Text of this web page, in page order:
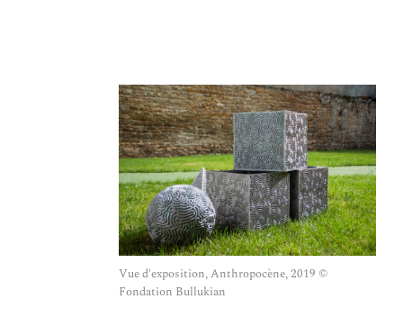
Vue d'exposition, Anthropocène, 2019 ©
Fondation Bullukian